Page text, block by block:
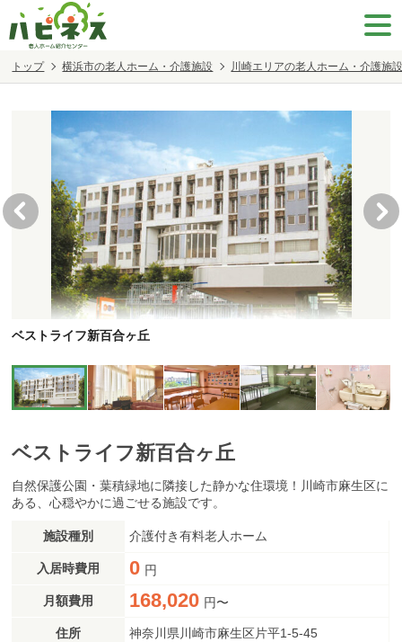
トップ 横浜市の老人ホーム・介護施設 川崎エリアの老人ホーム・介護施
ベストライフ新百合ヶ丘
ベストライフ新百合ヶ丘
自然保護公園・葉積緑地に隣接した静かな住環境！川崎市麻生区に
ある、心穏やかに過ごせる施設です。
施設種別 介護付き有料老人ホーム
入居時費用 0 円
月額費用 168,020 円〜
住所 神奈川県川崎市麻生区片平1-5-45